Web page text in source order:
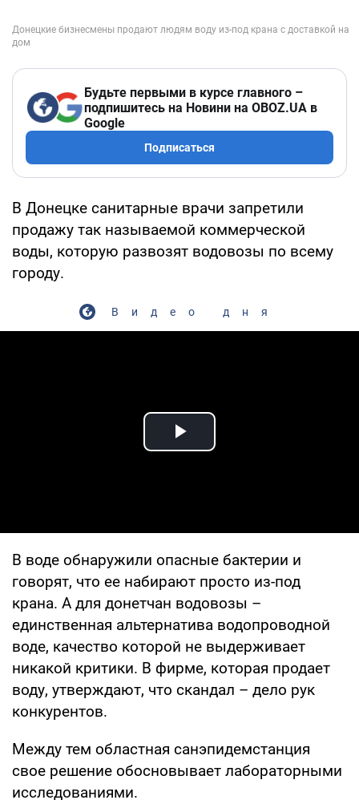
Будьте первыми в курсе главного –
подпишитесь на Новини на OBOZ.UA в
Google
Подписаться
В Донецке санитарные врачи запретили
продажу так называемой коммерческой
воды, которую развозят водовозы по всему
городу.
Видео дня
Play Video
В воде обнаружили опасные бактерии и
говорят, что ее набирают просто из-под
крана. А для донетчан водовозы –
единственная альтернатива водопроводной
воде, качество которой не выдерживает
никакой критики. В фирме, которая продает
воду, утверждают, что скандал – дело рук
конкурентов.
Между тем областная санэпидемстанция
свое решение обосновывает лабораторными
исследованиями.